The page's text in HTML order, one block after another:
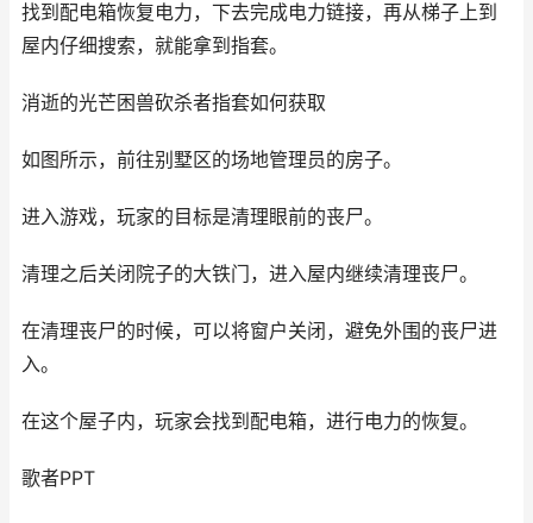
找到配电箱恢复电力，下去完成电力链接，再从梯子上到
屋内仔细搜索，就能拿到指套。
消逝的光芒困兽砍杀者指套如何获取
如图所示，前往别墅区的场地管理员的房子。
进入游戏，玩家的目标是清理眼前的丧尸。
清理之后关闭院子的大铁门，进入屋内继续清理丧尸。
在清理丧尸的时候，可以将窗户关闭，避免外围的丧尸进
入。
在这个屋子内，玩家会找到配电箱，进行电力的恢复。
歌者PPT